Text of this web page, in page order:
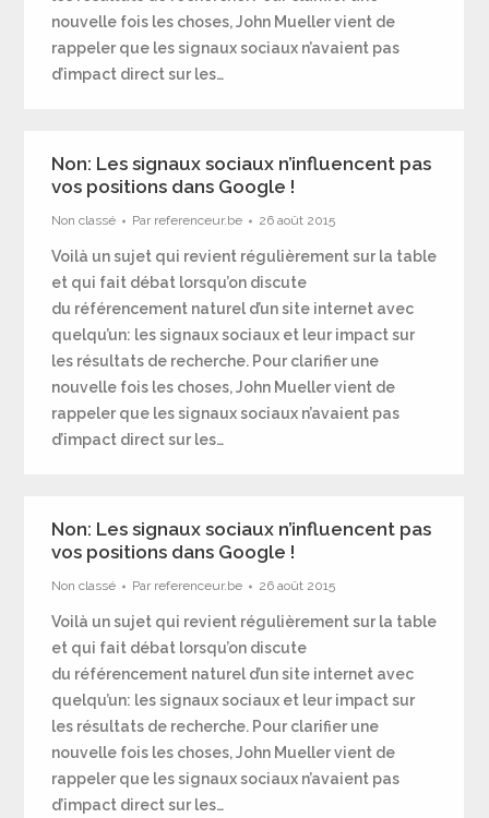
nouvelle fois les choses, John Mueller vient de
rappeler que les signaux sociaux n’avaient pas
d’impact direct sur les…
Non: Les signaux sociaux n’influencent pas
vos positions dans Google !
Non classé Par referenceur.be 26 août 2015
Voilà un sujet qui revient régulièrement sur la table
et qui fait débat lorsqu’on discute
du référencement naturel d’un site internet avec
quelqu’un: les signaux sociaux et leur impact sur
les résultats de recherche. Pour clarifier une
nouvelle fois les choses, John Mueller vient de
rappeler que les signaux sociaux n’avaient pas
d’impact direct sur les…
Non: Les signaux sociaux n’influencent pas
vos positions dans Google !
Non classé Par referenceur.be 26 août 2015
Voilà un sujet qui revient régulièrement sur la table
et qui fait débat lorsqu’on discute
du référencement naturel d’un site internet avec
quelqu’un: les signaux sociaux et leur impact sur
les résultats de recherche. Pour clarifier une
nouvelle fois les choses, John Mueller vient de
rappeler que les signaux sociaux n’avaient pas
d’impact direct sur les…